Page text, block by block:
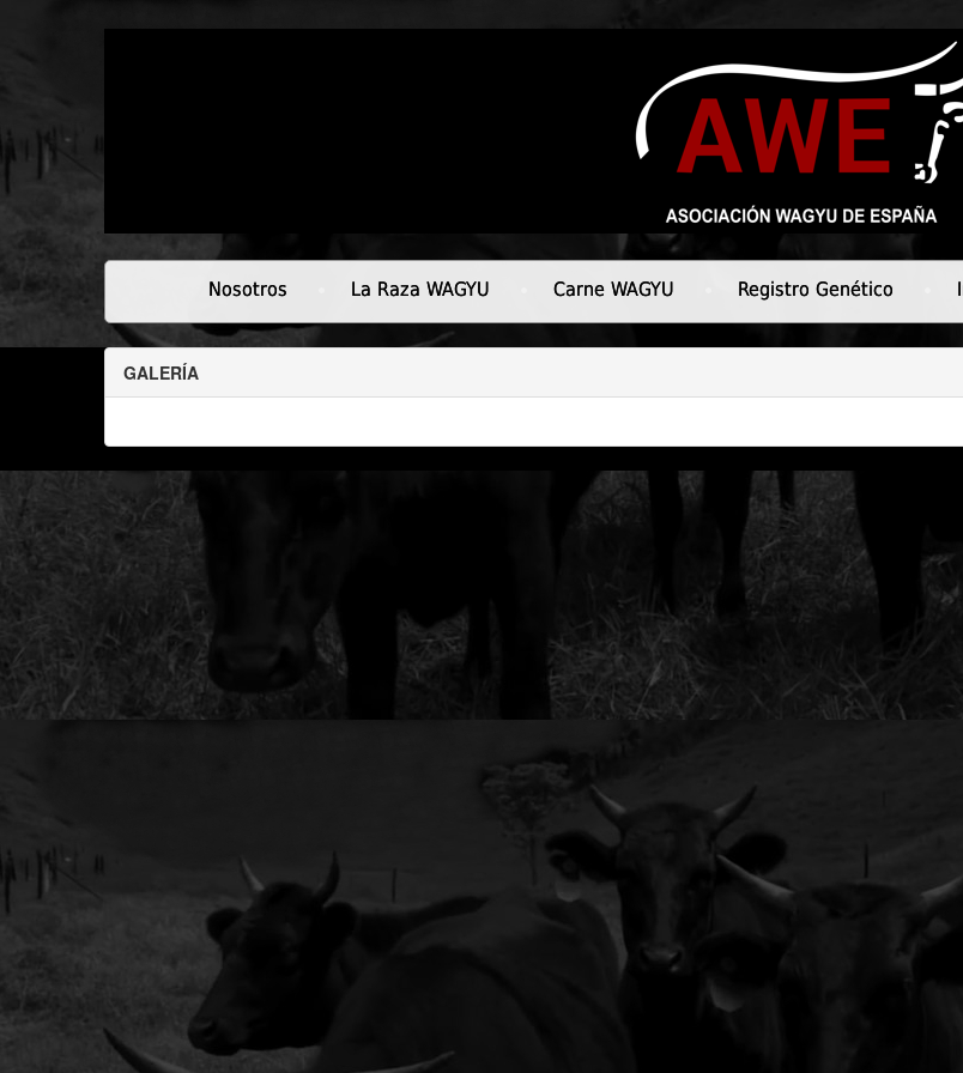
Nosotros La Raza WAGYU Carne WAGYU Registro Genético
GALERÍA